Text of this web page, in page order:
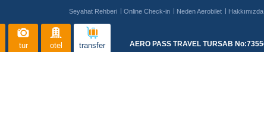
Seyahat Rehberi Online Check-in Neden Aerobilet Hakkımızda
tur otel transfer AERO PASS TRAVEL TURSAB No:7355